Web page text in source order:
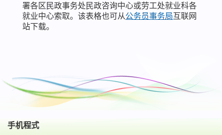
署各区民政事务处民政咨询中心或劳工处就业科各
就业中心索取。该表格也可从公务员事务局互联网
站下载。
手机程式